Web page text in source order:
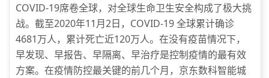
COVID-19席卷全球，对全球生命卫生安全构成了极大挑
战。截至2020年11月2日，COVID-19 全球累计确诊
4681万人，累计死亡近120万人。在没有疫苗情况下，
早发现、早报告、早隔离、早治疗是控制疫情的最有效
方案。在疫情防控最关键的前几个月，京东数科智能城